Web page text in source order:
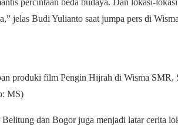
percintaan beda budaya. Dan lokasi-
jelas Budi Yulianto saat jumpa pers di
produki film Pengin Hijrah di Wisma SMR,
MS)
Belitung dan Bogor juga menjadi latar cerita